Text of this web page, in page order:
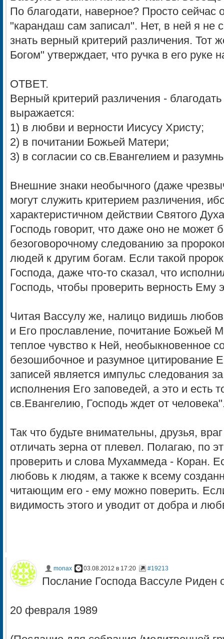
По благодати, наверное? Просто сейчас
"карандаш сам записал". Нет, в ней я не
знать верный критерий различения.
Богом" утверждает, что ручка в его руке
ОТВЕТ.
Верный критерий различения -
выражается:
1) в любви и верности Иисусу Христу;
2) в почитании Божьей Матери;
3) в согласии со св.Евангелием и
Внешние знаки необычного (даже
могут служить критерием различения,
характеристичном действии Святого
Господь говорит, что даже оно не может
безоговорочному следованию за
людей к другим богам. Если такой
Господа, даже что-то сказал, что
Господь, чтобы проверить верность Ему
Читая Вассулу же, налицо видишь
и Его прославление, почитание Божьей
теплое чувство к Ней, необыкновенное
безошибочное и разумное цитирование
записей является импульс следования
исполнения Его заповедей, а это и есть
св.Евангелию, Господь ждет от
Так что будьте внимательны, друзья,
отличать зерна от плевел. Полагаю, по
проверить и слова Мухаммеда - Коран.
любовь к людям, а также к всему
читающим его - ему можно поверить.
видимость этого и уводит от добра и
monax 03.08.2012 в 17:20 #19213
Послание Господа Вассуле Риден
20 февраля 1989